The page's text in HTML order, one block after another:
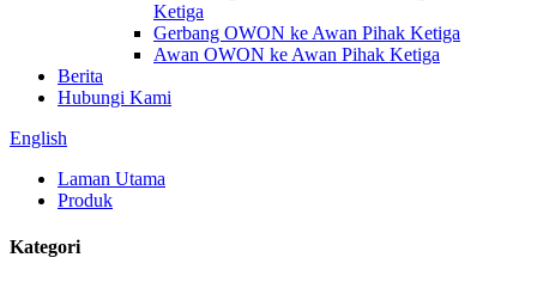
Ketiga
Gerbang OWON ke Awan Pihak Ketiga
Awan OWON ke Awan Pihak Ketiga
Berita
Hubungi Kami
English
Laman Utama
Produk
Kategori